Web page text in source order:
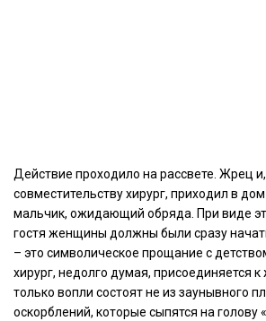
Действие проходило на рассвете. Жрец
совместительству хирург, приходил в
мальчик, ожидающий обряда. При виде
гостя женщины должны были сразу
– это символическое прощание с
хирург, недолго думая, присоединяется
только вопли состоят не из заунывного
оскорблений, которые сыпятся на голову